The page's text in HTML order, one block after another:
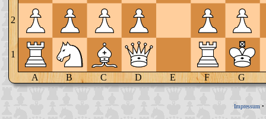
2
1
A B C D E F G
Impressum •